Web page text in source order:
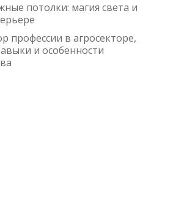
потолки: магия света и
профессии в агросекторе,
и особенности